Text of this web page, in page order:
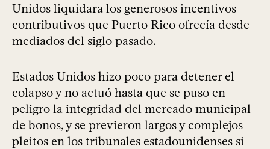
Unidos liquidara los generosos incentivos
contributivos que Puerto Rico ofrecía desde
mediados del siglo pasado.
Estados Unidos hizo poco para detener el
colapso y no actuó hasta que se puso en
peligro la integridad del mercado municipal
de bonos, y se previeron largos y complejos
pleitos en los tribunales estadounidenses si